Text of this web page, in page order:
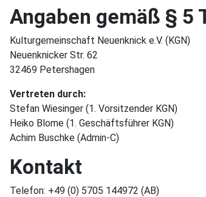
Angaben gemäß § 5
Kulturgemeinschaft Neuenknick e.V. (KGN)
Neuenknicker Str. 62
32469 Petershagen
Vertreten durch:
Stefan Wiesinger (1. Vorsitzender KGN)
Heiko Blome (1. Geschäftsführer KGN)
Achim Buschke (Admin-C)
Kontakt
Telefon: +49 (0) 5705 144972 (AB)